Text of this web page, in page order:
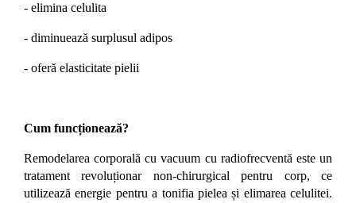
- elimina celulita
- diminuează surplusul adipos
- oferă elasticitate pielii
Cum funcționează?
Remodelarea corporală cu vacuum cu radiofrecventă este un
tratament revoluționar non-chirurgical pentru corp, ce
utilizează energie pentru a tonifia pielea și elimarea celulitei.